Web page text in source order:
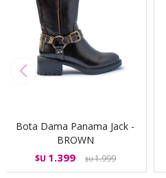
Bota Dama Panama Jack -
BROWN
$U 1.399 $U1.999